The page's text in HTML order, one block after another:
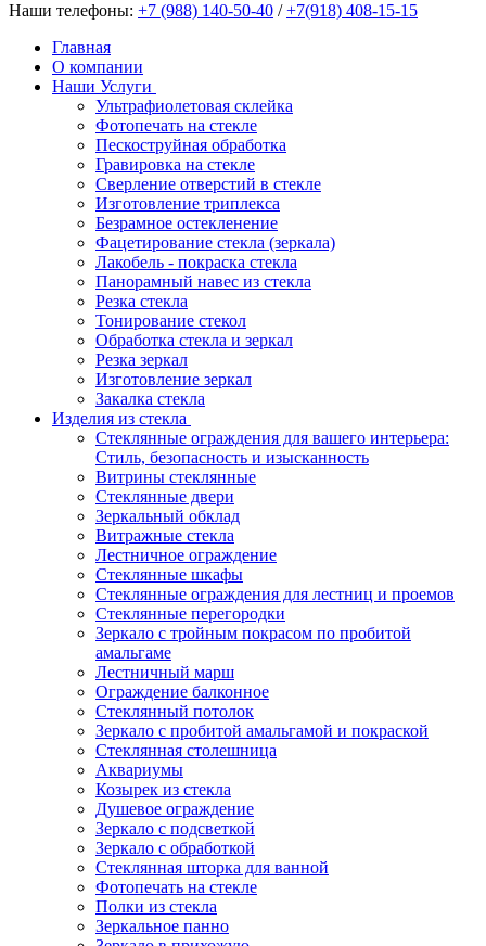
Наши телефоны: +7 (988) 140-50-40 /+7(918) 408-15-15
Главная
О компании
Наши Услуги
Ультрафиолетовая склейка
Фотопечать на стекле
Пескоструйная обработка
Гравировка на стекле
Cверление отверстий в стекле
Изготовление триплекса
Безрамное остекленение
Фацетирование стекла (зеркала)
Лакобель - покраска стекла
Панорамный навес из стекла
Резка стекла
Тонирование стекол
Обработка стекла и зеркал
Резка зеркал
Изготовление зеркал
Закалка стекла
Изделия из стекла
Стеклянные ограждения для вашего интерьера:
Стиль, безопасность и изысканность
Витрины стеклянные
Стеклянные двери
Зеркальный обклад
Витражные стекла
Лестничное ограждение
Стеклянные шкафы
Стеклянные ограждения для лестниц и проемов
Стеклянные перегородки
Зеркало с тройным покрасом по пробитой
амальгаме
Лестничный марш
Ограждение балконное
Стеклянный потолок
Зеркало с пробитой амальгамой и покраской
Стеклянная столешница
Аквариумы
Козырек из стекла
Душевое ограждение
Зеркало с подсветкой
Зеркало с обработкой
Стеклянная шторка для ванной
Фотопечать на стекле
Полки из стекла
Зеркальное панно